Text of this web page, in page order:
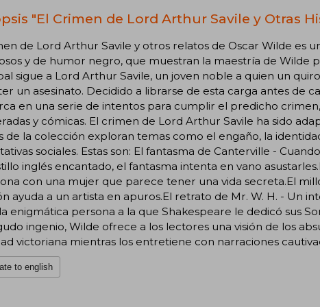
"El Crimen de Lord Arthur Savile y Otras
de Lord Arthur Savile y otros relatos de Oscar Wilde es
y de humor negro, que muestran la maestría de Wilde
sigue a Lord Arthur Savile, un joven noble a quien un
un asesinato. Decidido a librarse de esta carga antes de
en una serie de intentos para cumplir el predicho
y cómicas. El crimen de Lord Arthur Savile ha sido
de la colección exploran temas como el engaño, la
sociales. Estas son: El fantasma de Canterville -
inglés encantado, el fantasma intenta en vano
con una mujer que parece tener una vida secreta.El
ayuda a un artista en apuros.El retrato de Mr. W. H. - Un
enigmática persona a la que Shakespeare le dedicó sus
ingenio, Wilde ofrece a los lectores una visión de los
victoriana mientras los entretiene con narraciones
to english